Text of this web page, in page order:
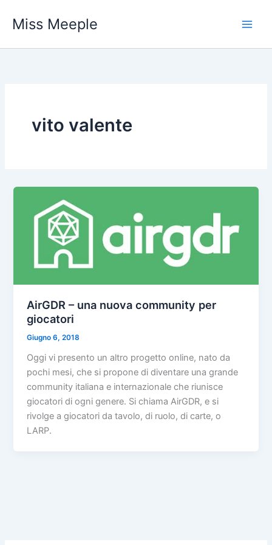
Miss Meeple
vito valente
AirGDR – una nuova community per
giocatori
Giugno 6, 2018
Oggi vi presento un altro progetto online, nato da
pochi mesi, che si propone di diventare una grande
community italiana e internazionale che riunisce
giocatori di ogni genere. Si chiama AirGDR, e si
rivolge a giocatori da tavolo, di ruolo, di carte, o
LARP.